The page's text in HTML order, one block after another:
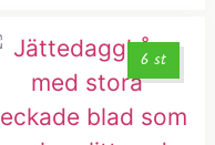
6 st